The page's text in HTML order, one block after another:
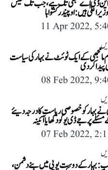
این ڈی اے تبھی تک ہے، جب تک نتیش
اعلیٰ ہیں: اوپیندر کشواہا
11 Apr 2022,
مانجھی کے ایک ٹوئٹ نے بہار کی سیاست
کر دی
08 Feb 2022,
بہار کو خصوصی ریاست کا درجہ دیئے
پر جے ڈی یو کو دکھایا آئینہ
07 Feb 2022,
بہار کے دوست یوپی میں بنے دشمن،